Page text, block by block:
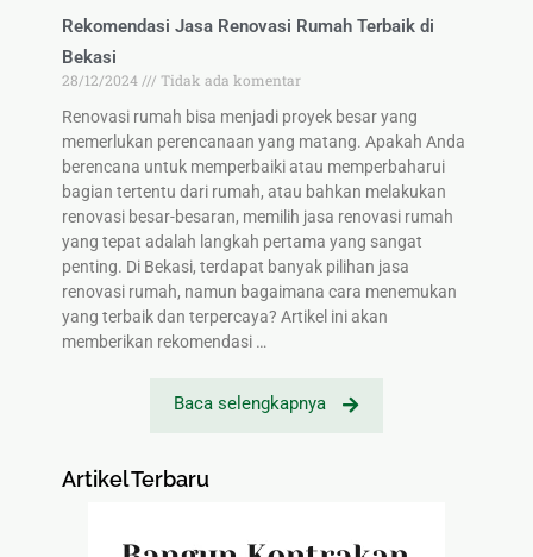
Rekomendasi Jasa Renovasi Rumah Terbaik di
Bekasi
28/12/2024
Tidak ada komentar
Renovasi rumah bisa menjadi proyek besar yang
memerlukan perencanaan yang matang. Apakah Anda
berencana untuk memperbaiki atau memperbaharui
bagian tertentu dari rumah, atau bahkan melakukan
renovasi besar-besaran, memilih jasa renovasi rumah
yang tepat adalah langkah pertama yang sangat
penting. Di Bekasi, terdapat banyak pilihan jasa
renovasi rumah, namun bagaimana cara menemukan
yang terbaik dan terpercaya? Artikel ini akan
memberikan rekomendasi …
Baca selengkapnya
Artikel Terbaru